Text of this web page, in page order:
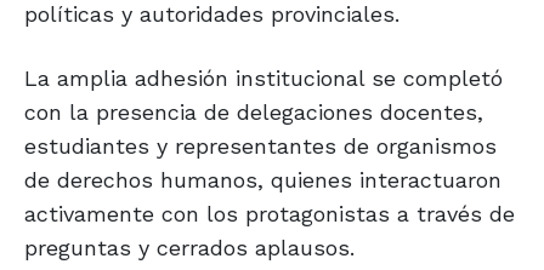
políticas y autoridades provinciales.
La amplia adhesión institucional se completó
con la presencia de delegaciones docentes,
estudiantes y representantes de organismos
de derechos humanos, quienes interactuaron
activamente con los protagonistas a través de
preguntas y cerrados aplausos.